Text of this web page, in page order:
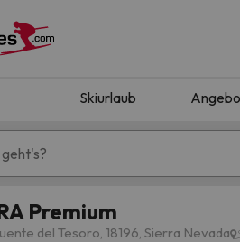
Skiurlaub
Berghotels
Premium
del Tesoro, 18196, Sierra Nevada